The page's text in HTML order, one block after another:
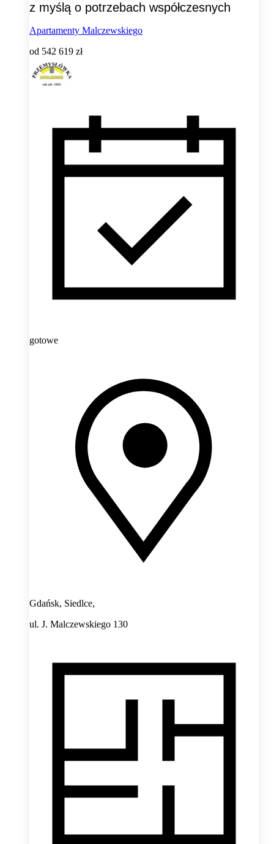
z myślą o potrzebach współczesnych
Apartamenty Malczewskiego
od 542 619 zł
gotowe
Gdańsk, Siedlce,
ul. J. Malczewskiego 130